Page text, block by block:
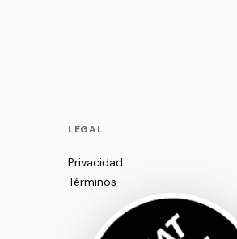
LEGAL
Privacidad
Términos